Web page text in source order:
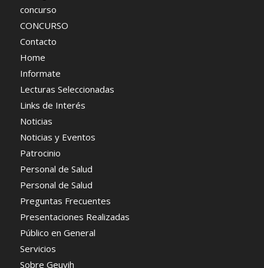
concurso
CONCURSO
Contacto
Home
Informate
Lecturas Seleccionadas
Links de Interés
Noticias
Noticias y Eventos
Patrocinio
Personal de Salud
Personal de Salud
Preguntas Frecuentes
Presentaciones Realizadas
Público en General
Servicios
Sobre Geuvih